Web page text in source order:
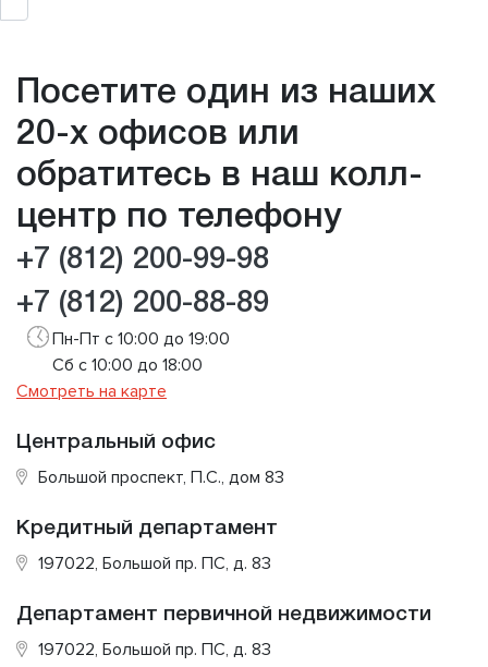
Посетите один из наших
20-х офисов или
обратитесь в наш колл-
центр по телефону
+7 (812) 200-99-98
+7 (812) 200-88-89
Пн-Пт с 10:00 до 19:00
Сб с 10:00 до 18:00
Смотреть на карте
Центральный офис
Большой проспект, П.С., дом 83
Кредитный департамент
197022, Большой пр. ПС, д. 83
Департамент первичной недвижимости
197022, Большой пр. ПС, д. 83